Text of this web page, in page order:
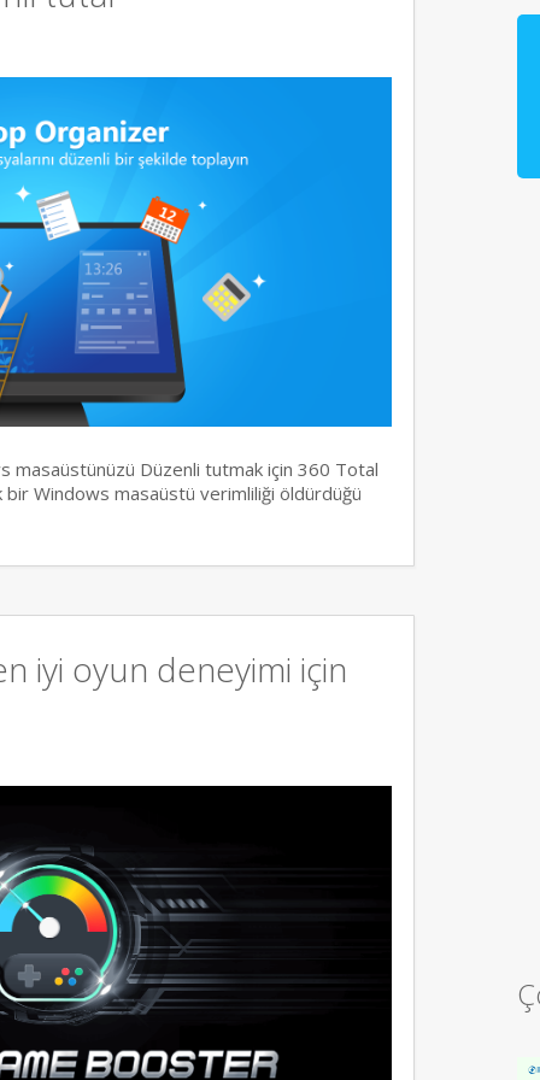
masaüstünüzü Düzenli tutmak için 360 Total
bir Windows masaüstü verimliliği öldürdüğü
iyi oyun deneyimi için